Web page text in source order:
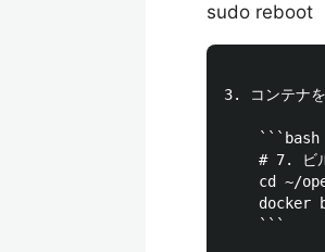
sudo reboot
3. コンテナ